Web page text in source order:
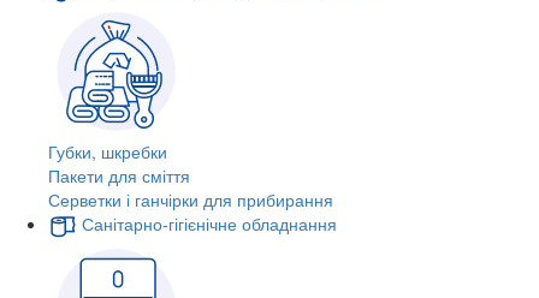
Губки, шкребки
Пакети для сміття
Серветки і ганчірки для прибирання
Санітарно-гігієнічне обладнання